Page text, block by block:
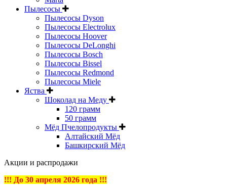
Пылесосы
Пылесосы Dyson
Пылесосы Electrolux
Пылесосы Hoover
Пылесосы DeLonghi
Пылесосы Bosch
Пылесосы Bissel
Пылесосы Redmond
Пылесосы Miele
Яства
Шоколад на Меду
120 грамм
50 грамм
Мёд Пчелопродукты
Алтайский Мёд
Башкирский Мёд
Акции и распродажи
!!! До 30 апреля 2026 года !!!